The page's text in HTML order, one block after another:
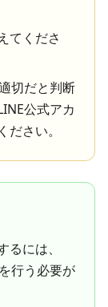
てくださ
切だと判断
公式アカ
ださい。
には、
行う必要が